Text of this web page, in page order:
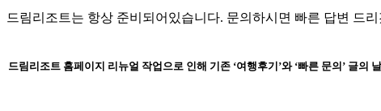
드림리조트는 항상 준비되어있습니다. 문의하시면 빠른 답변 드
드림리조트 홈페이지 리뉴얼 작업으로 인해 기존 ‘여행후기’와 ‘빠른 문의’ 글